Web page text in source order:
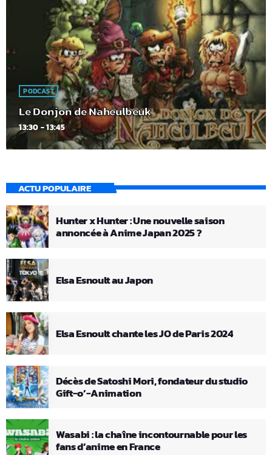
PODCAST
Le Donjon de Naheulbeuk
13:30 - 13:45
ACTU POPULAIRE
Hunter x Hunter : Une nouvelle saison
annoncée à Anime Japan 2025 ?
Elsa Esnoult au Japon
Elsa Esnoult chante les JO de Paris 2024
Décès de Satoshi Mori, fondateur du studio
Gift-o’-Animation
Wasabi : la chaîne incontournable pour les
fans d’anime en France